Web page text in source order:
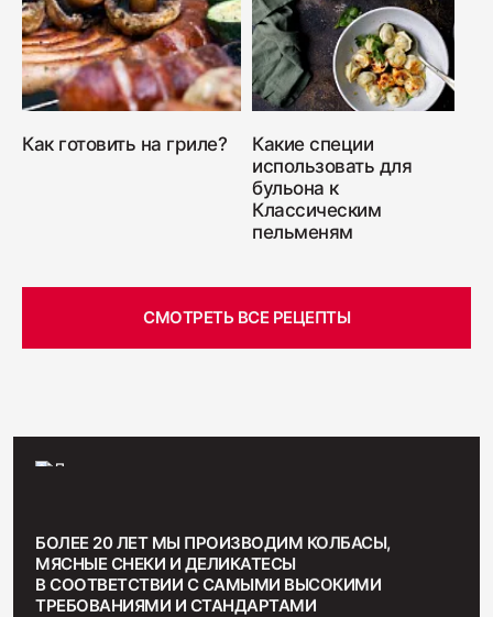
Как готовить на гриле?
Какие специи
использовать для
бульона к
Классическим
пельменям
СМОТРЕТЬ ВСЕ РЕЦЕПТЫ
БОЛЕЕ 20 ЛЕТ МЫ ПРОИЗВОДИМ КОЛБАСЫ,
МЯСНЫЕ СНЕКИ И ДЕЛИКАТЕСЫ
В СООТВЕТСТВИИ С САМЫМИ ВЫСОКИМИ
ТРЕБОВАНИЯМИ И СТАНДАРТАМИ